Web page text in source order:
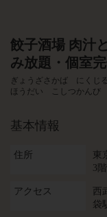
餃子酒場 肉汁
み放題・個室完
ぎょうざさかば にくじ
ほうだい こしつかんび
基本情報
住所
東
3階
アクセス
西
袋